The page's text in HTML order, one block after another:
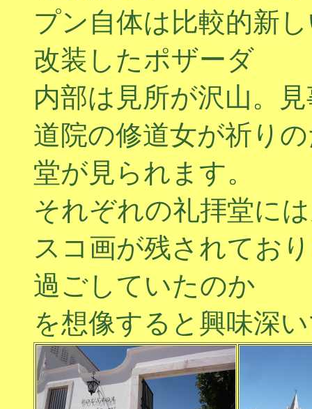
プン自体は比較的新
改装したポザーダ
内部は見所が沢山。
道院の修道女が祈り
堂が見られます。
それぞれの礼拝堂に
スコ画が残されてお
過ごしていたのか
を想像すると興味深